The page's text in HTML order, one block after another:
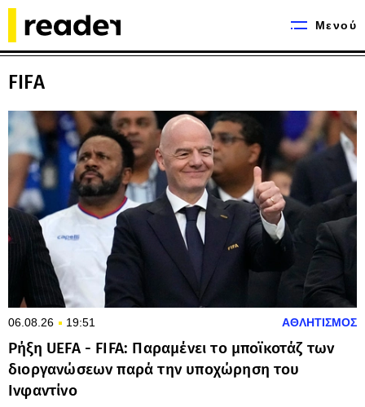
Μενού
FIFA
06.08.26 19:51 ΑΘΛΗΤΙΣΜΟΣ
Ρήξη UEFA - FIFA: Παραμένει το μποϊκοτάζ των
διοργανώσεων παρά την υποχώρηση του
Ινφαντίνο